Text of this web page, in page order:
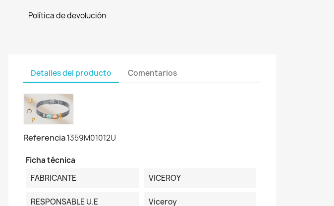
Política de devolución
Detalles del producto Comentarios
Referencia1359M01012U
Ficha técnica
FABRICANTE
VICEROY
RESPONSABLE U.E Viceroy